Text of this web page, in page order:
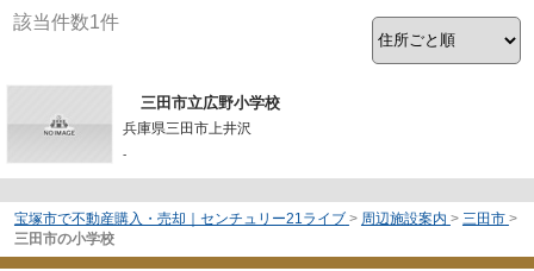
該当件数1件
三田市立広野小学校
兵庫県三田市上井沢
-
宝塚市で不動産購入・売却｜センチュリー21ライブ > 周辺施設案内 > 三田市 >
三田市の小学校